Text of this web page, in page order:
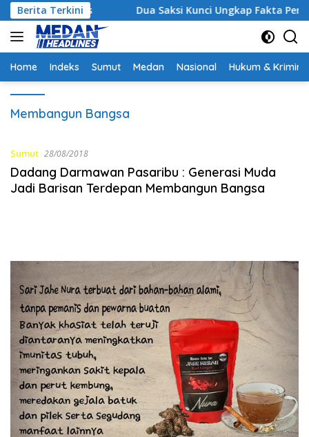
Langsung
ke
konten
Berita Terkini
Strategis Dua Saksi Kunci Ungkap Fakta
Home Indeks Sumut Medan Nasional Hukum &
Membangun Bangsa
Sumut 28/08/2018
Dadang Darmawan Pasaribu : Generasi Muda
Jadi Barisan Terdepan Membangun Bangsa